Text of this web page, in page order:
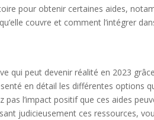
pour obtenir certaines aides,
couvre et comment l’intégrer
qui peut devenir réalité en 2023
en détail les différentes options
l’impact positif que ces aides
judicieusement ces ressources,